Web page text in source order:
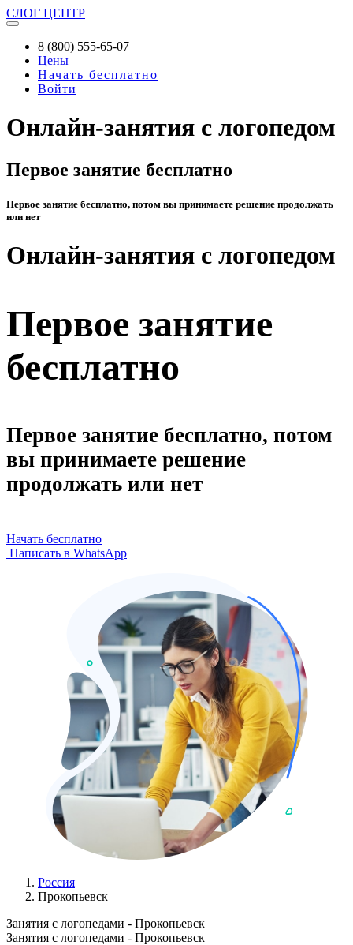
СЛОГ ЦЕНТР
8 (800) 555-65-07
Цены
Начать бесплатно
Войти
Онлайн-занятия с логопедом
Первое занятие бесплатно
Первое занятие бесплатно, потом вы принимаете решение продолжать
или нет
Онлайн-занятия с логопедом
Первое занятие
бесплатно
Первое занятие бесплатно, потом
вы принимаете решение
продолжать или нет
Начать бесплатно
Написать в WhatsApp
Россия
Прокопьевск
Занятия с логопедами - Прокопьевск
Занятия с логопедами - Прокопьевск